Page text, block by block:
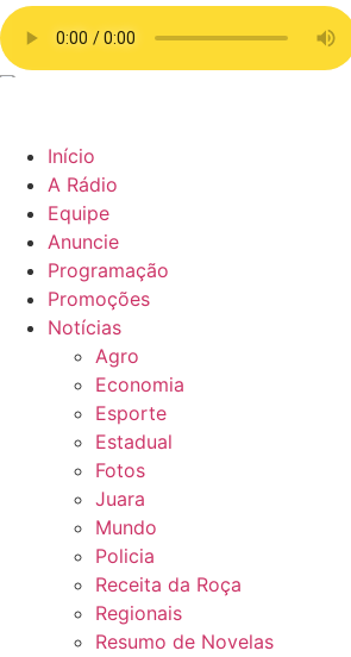
Início
A Rádio
Equipe
Anuncie
Programação
Promoções
Notícias
Agro
Economia
Esporte
Estadual
Fotos
Juara
Mundo
Policia
Receita da Roça
Regionais
Resumo de Novelas